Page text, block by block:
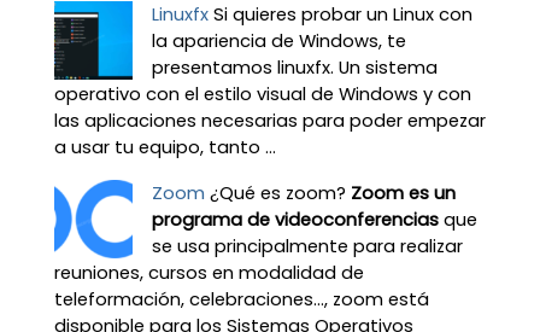
Linuxfx Si quieres probar un Linux con
la apariencia de Windows, te
presentamos linuxfx. Un sistema
operativo con el estilo visual de Windows y con
las aplicaciones necesarias para poder empezar
a usar tu equipo, tanto ...
Zoom ¿Qué es zoom? Zoom es un
programa de videoconferenciasque
se usa principalmente para realizar
reuniones, cursos en modalidad de
teleformación, celebraciones…, zoom está
disponible para los Sistemas Operativos